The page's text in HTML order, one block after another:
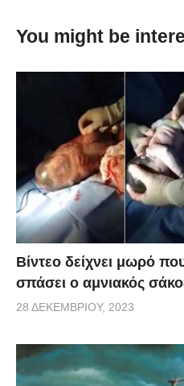
You might be
Βίντεο δείχνει μωρό
σπάσει ο αμνιακός
28 ΔΕΚΕΜΒΡΊΟΥ, 2023